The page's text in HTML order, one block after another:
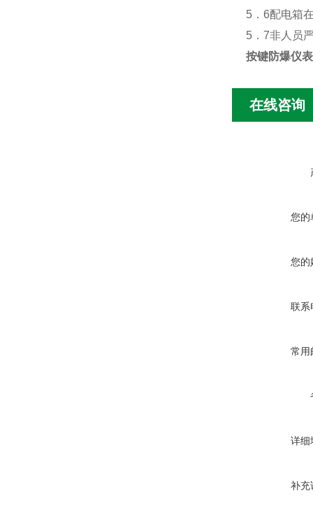
5．6配电箱
5．7非人员
按键防爆仪
在线咨询
您的
您的
联系
常用
详细
补充